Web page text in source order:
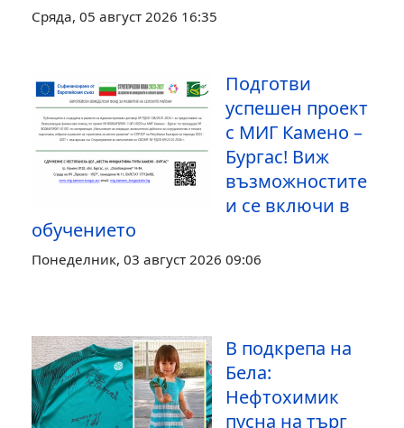
Сряда, 05 август 2026 16:35
Подготви
успешен проект
с МИГ Камено –
Бургас! Виж
възможностите
и се включи в
обучението
Понеделник, 03 август 2026 09:06
В подкрепа на
Бела:
Нефтохимик
пусна на търг